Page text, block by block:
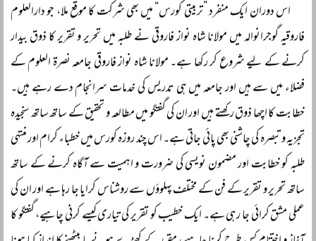
اس دوران ایک منفرد ”تربیتی کورس“ میں بھی شرکت کا موقع ملا، جو دارالعلوم
فاروقیہ گوجرانوالہ میں مولانا شاہ نواز فاروقی نے طلبہ میں تحریر و تقریر کا ذوق بیدار
کرنے کے لیے شروع کر رکھا ہے۔ مولانا شاہ نواز فاروقی جامعہ نصرۃ العلوم کے
فضلاء میں سے ہیں اور جامعہ میں ہی تدریس کی خدمات سرانجام دے رہے ہیں۔
خطابت کا اچھا ذوق رکھتے ہیں اور ان کی گفتگو میں مطالعہ و تحقیق کے ساتھ ساتھ سنجیدہ
تجزیہ و تبصرہ کی چاشنی بھی پائی جاتی ہے۔ اس چند روزہ کورس میں خطباء کرام اور منتہی
طلبہ کو خطابت اور مضمون نویسی کی ضرورت و اہمیت سے آگاہ کرنے کے ساتھ
ساتھ تحریر و تقریر کے فن کے مختلف پہلوؤں سے روشناس کرایا جا رہا ہے اور ان کی
عملی مشق کرائی جا رہی ہے۔ ایک خطیب کو تقریر کی تیاری کیسے کرنی چاہیے، گفتگو کا